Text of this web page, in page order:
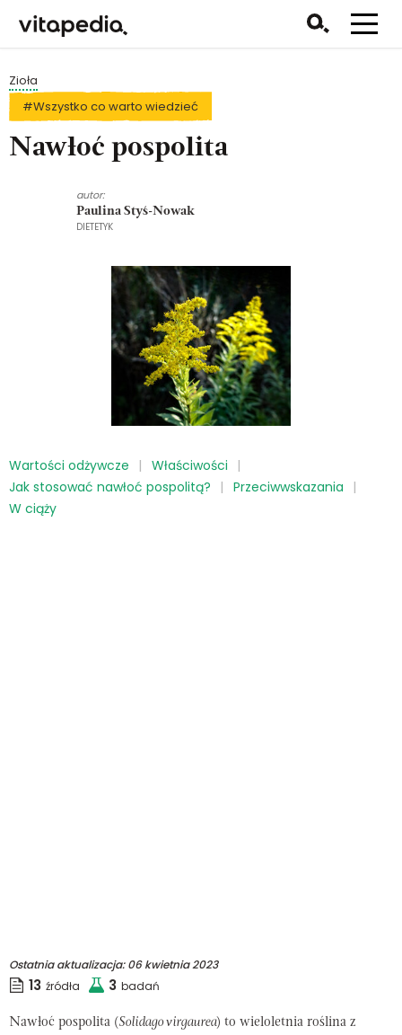
Zioła
#Wszystko co warto wiedzieć
Nawłoć pospolita
autor:
Paulina Styś-Nowak
DIETETYK
Wartości odżywcze
Właściwości
Jak stosować nawłoć pospolitą?
Przeciwwskazania
W ciąży
Ostatnia aktualizacja:06 kwietnia 2023
13 źródła 3 badań
Nawłoć pospolita (Solidago virgaurea) to wieloletnia roślina z